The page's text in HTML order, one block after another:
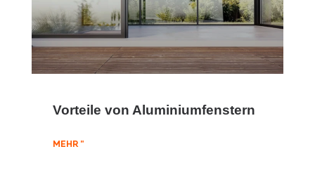
Vorteile von Aluminiumfenstern
MEHR "